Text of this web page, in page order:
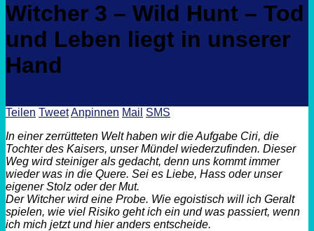
Witcher 3 – Wild Hunt – Tod
und Leben liegt in unserer
Hand
Teilen TweetAnpinnen Mail SMS
In einer zerrütteten Welt haben wir die Aufgabe Ciri, die
Tochter des Kaisers, unser Mündel wiederzufinden. Dieser
Weg wird steiniger als gedacht, denn uns kommt immer
wieder was in die Quere. Sei es Liebe, Hass oder unser
eigener Stolz oder der Mut.
Der Witcherwird eine Probe. Wie egoistisch will ich Geralt
spielen, wie viel Risiko geht ich ein und was passiert, wenn
ich mich jetzt und hier anders entscheide.